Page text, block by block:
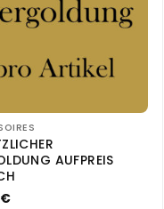
AUFPREIS
€